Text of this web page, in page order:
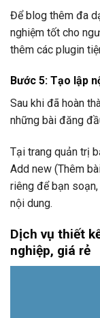
Để blog thêm đa
nghiệm tốt cho
thêm các plugin
Bước 5: Tạo lập
Sau khi đã hoàn
những bài đăng
Tại trang quản trị
Add new (Thêm
riêng để bạn
nội dung.
Dịch vụ thiết
nghiệp, giá rẻ